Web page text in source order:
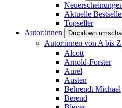
Aktuelle
Topseller
Autor:innen
Dropdown
Autor:innen von A bis Z
Alcott
Arnold-Forster
Aurel
Austen
Behrendt Michael
Berend